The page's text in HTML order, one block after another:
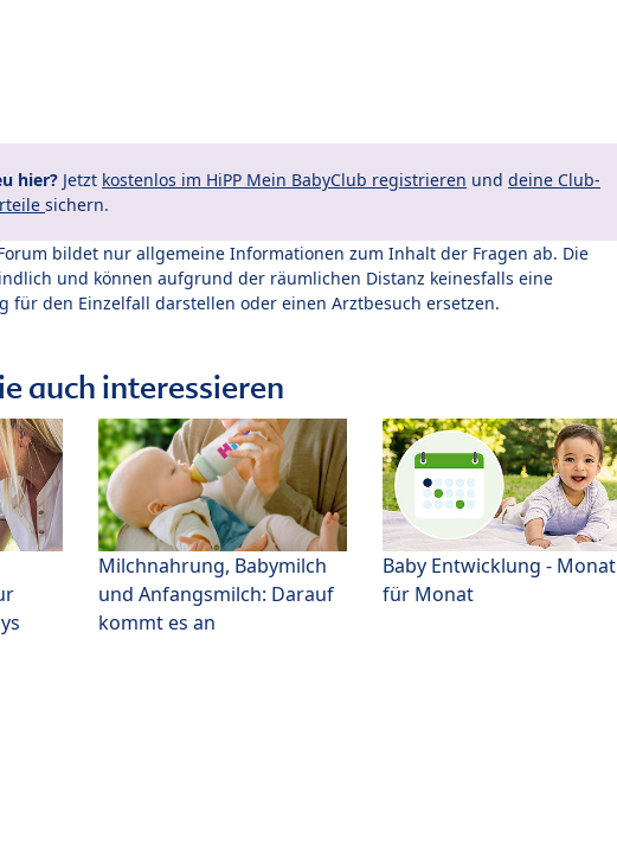
hier? Jetzt kostenlos im HiPP Mein BabyClub registrieren und deine Club-
sichern.
bildet nur allgemeine Informationen zum Inhalt der Fragen ab. Die
und können aufgrund der räumlichen Distanz keinesfalls eine
für den Einzelfall darstellen oder einen Arztbesuch ersetzen.
auch interessieren
Milchnahrung, Babymilch
und Anfangsmilch: Darauf
kommt es an
Baby Entwicklung - Monat
für Monat